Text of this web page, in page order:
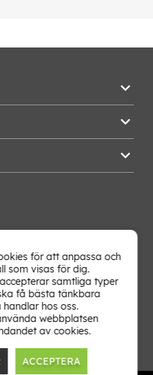
erbjudandena och
mejlkorg. Signa upp på
för att anpassa och
som visas för dig.
samtliga typer
få bästa tänkbara
handlar hos oss.
webbplatsen
av cookies.
ACCEPTERA